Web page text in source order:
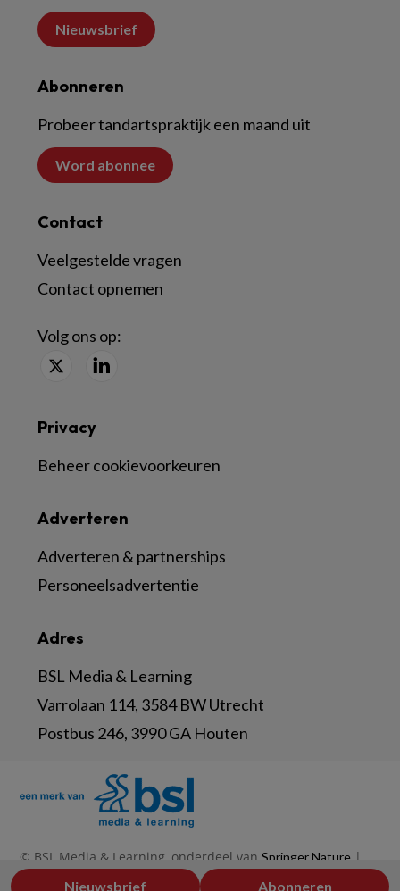
Nieuwsbrief
Abonneren
Probeer tandartspraktijk een maand uit
Word abonnee
Contact
Veelgestelde vragen
Contact opnemen
Volg ons op:
Adres
BSL Media & Learning
Varrolaan 114, 3584 BW Utrecht
Postbus 246, 3990 GA Houten
Adverteren
Adverteren & partnerships
Personeelsadvertentie
Privacy
Beheer cookievoorkeuren
© BSL Media & Learning, onderdeel van Springer Nature |
Privacy Statement | Disclaimer|Voorwaarden
Nieuwsbrief Abonneren